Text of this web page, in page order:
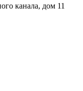
канала, дом 11